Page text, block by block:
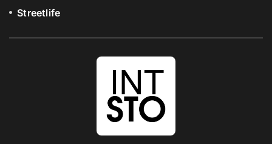
Streetlife